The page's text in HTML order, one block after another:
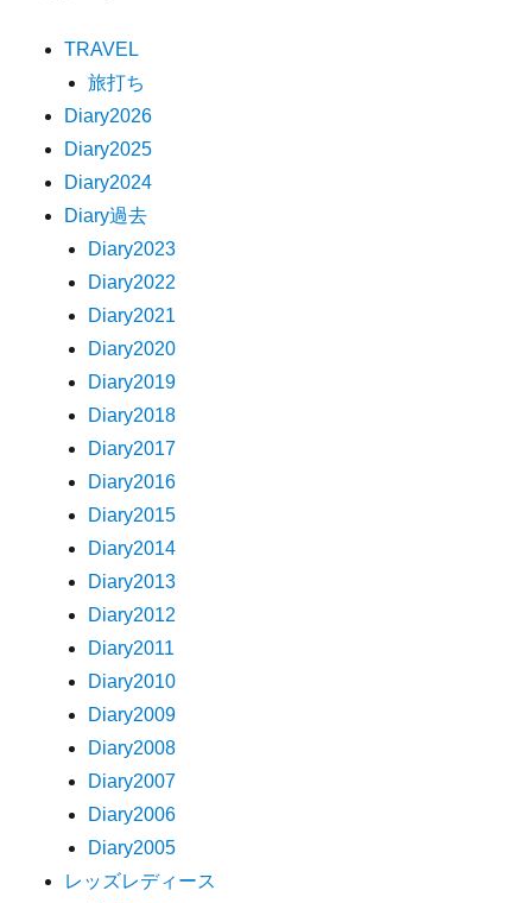
TRAVEL
旅打ち
Diary2026
Diary2025
Diary2024
Diary過去
Diary2023
Diary2022
Diary2021
Diary2020
Diary2019
Diary2018
Diary2017
Diary2016
Diary2015
Diary2014
Diary2013
Diary2012
Diary2011
Diary2010
Diary2009
Diary2008
Diary2007
Diary2006
Diary2005
レッズレディース